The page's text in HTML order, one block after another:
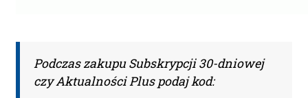
Podczas zakupu Subskrypcji 30-dniowej
czy Aktualności Plus podaj kod: